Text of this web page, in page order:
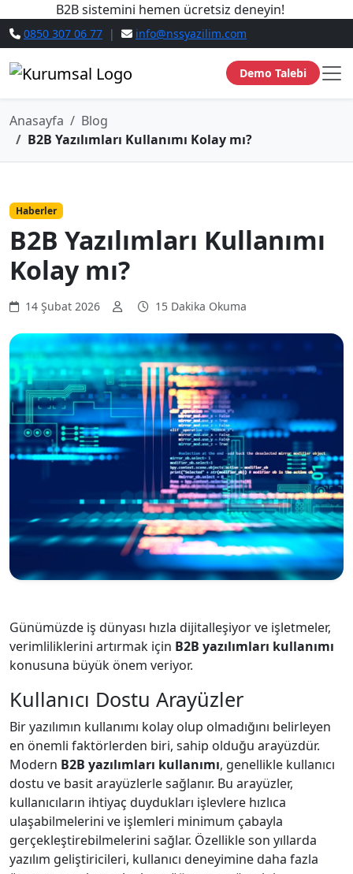
B2B sistemini hemen ücretsiz deneyin!
0850 307 06 77 | info@nssyazilim.com
Demo Talebi
Anasayfa
Blog
B2B Yazılımları Kullanımı Kolay mı?
Haberler
B2B Yazılımları Kullanımı
Kolay mı?
14 Şubat 2026 15 Dakika Okuma
Günümüzde iş dünyası hızla dijitalleşiyor ve işletmeler,
verimliliklerini artırmak için B2B yazılımları kullanımı
konusuna büyük önem veriyor.
Kullanıcı Dostu Arayüzler
Bir yazılımın kullanımı kolay olup olmadığını belirleyen
en önemli faktörlerden biri, sahip olduğu arayüzdür.
Modern B2B yazılımları kullanımı, genellikle kullanıcı
dostu ve basit arayüzlerle sağlanır. Bu arayüzler,
kullanıcıların ihtiyaç duydukları işlevlere hızlıca
ulaşabilmelerini ve işlemleri minimum çabayla
gerçekleştirebilmelerini sağlar. Özellikle son yıllarda
yazılım geliştiricileri, kullanıcı deneyimine daha fazla